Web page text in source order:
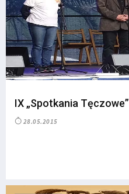
IX „Spotkania Tęczowe”
28.05.2015